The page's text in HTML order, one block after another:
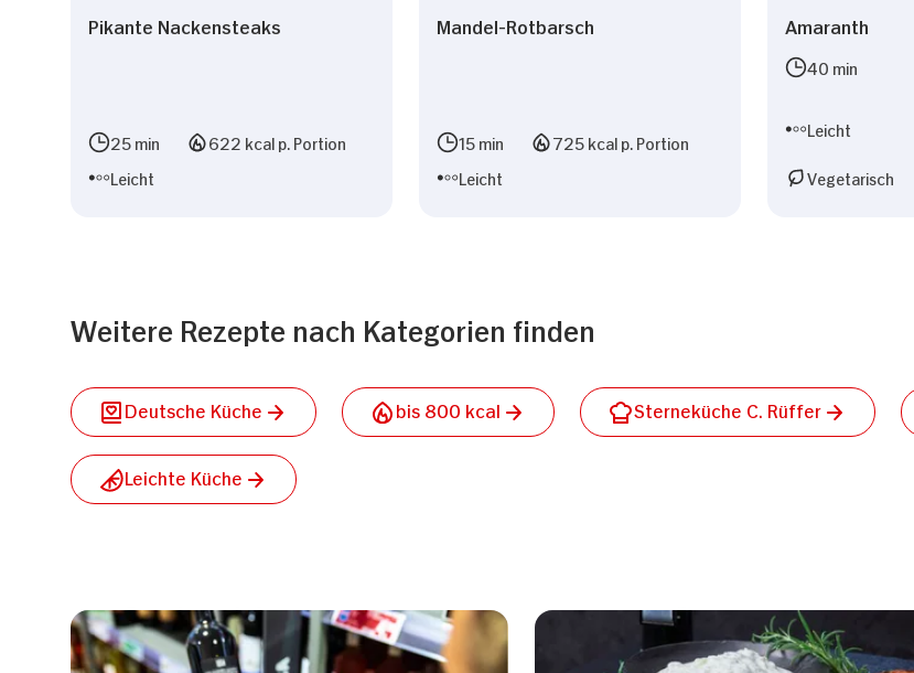
Pikante Nackensteaks
25 min
622 kcal p. Portion
Leicht
Mandel-Rotbarsch
15 min
725 kcal p. Portion
Leicht
Amaranth
40 min
Leicht
Vegetarisch
Weitere Rezepte nach Kategorien finden
Deutsche Küche bis 800 kcal Sterneküche C. Rüffer
Leichte Küche